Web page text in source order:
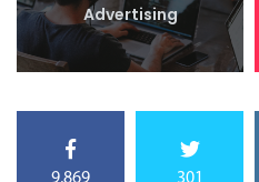
Advertising